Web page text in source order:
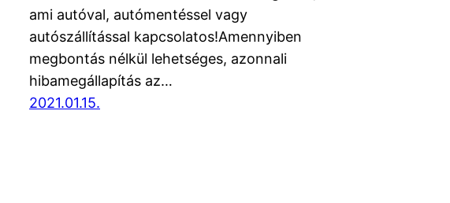
ami autóval, autómentéssel vagy
autószállítással kapcsolatos!Amennyiben
megbontás nélkül lehetséges, azonnali
hibamegállapítás az…
2021.01.15.